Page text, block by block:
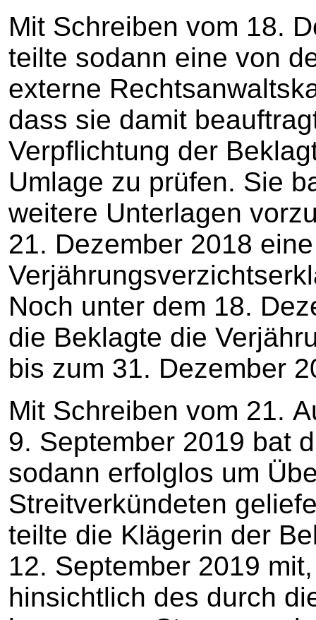
Mit Schreiben vom 18.
teilte sodann eine von
externe
dass sie damit
Verpflichtung der
Umlage zu prüfen. Sie
weitere Unterlagen
21. Dezember 2018
Noch unter dem 18.
die Beklagte die
bis zum 31. Dezember
Mit Schreiben vom 21.
9. September 2019 bat
sodann erfolglos um
Streitverkündeten
teilte die Klägerin der
12. September 2019
hinsichtlich des durch